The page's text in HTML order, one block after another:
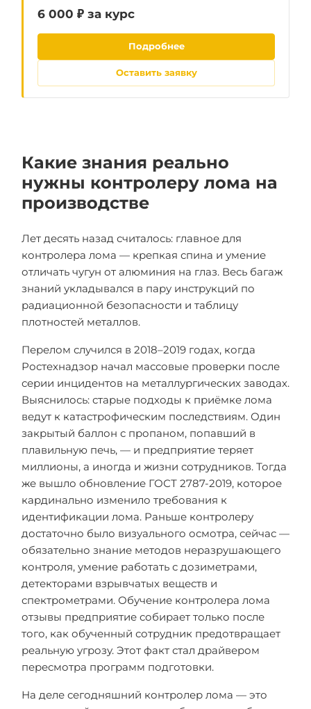
6 000 ₽ за курс
Подробнее
Оставить заявку
Какие знания реально
нужны контролеру лома на
производстве
Лет десять назад считалось: главное для
контролера лома — крепкая спина и умение
отличать чугун от алюминия на глаз. Весь багаж
знаний укладывался в пару инструкций по
радиационной безопасности и таблицу
плотностей металлов.
Перелом случился в 2018–2019 годах, когда
Ростехнадзор начал массовые проверки после
серии инцидентов на металлургических заводах.
Выяснилось: старые подходы к приёмке лома
ведут к катастрофическим последствиям. Один
закрытый баллон с пропаном, попавший в
плавильную печь, — и предприятие теряет
миллионы, а иногда и жизни сотрудников. Тогда
же вышло обновление ГОСТ 2787-2019, которое
кардинально изменило требования к
идентификации лома. Раньше контролеру
достаточно было визуального осмотра, сейчас —
обязательно знание методов неразрушающего
контроля, умение работать с дозиметрами,
детекторами взрывчатых веществ и
спектрометрами. Обучение контролера лома
отзывы предприятие собирает только после
того, как обученный сотрудник предотвращает
реальную угрозу. Этот факт стал драйвером
пересмотра программ подготовки.
На деле сегодняшний контролер лома — это